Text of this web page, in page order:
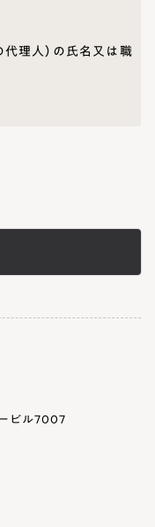
理人）の氏名又は職
）のため
より取得した個⼈情
、第三者提供記録の
ビル7007